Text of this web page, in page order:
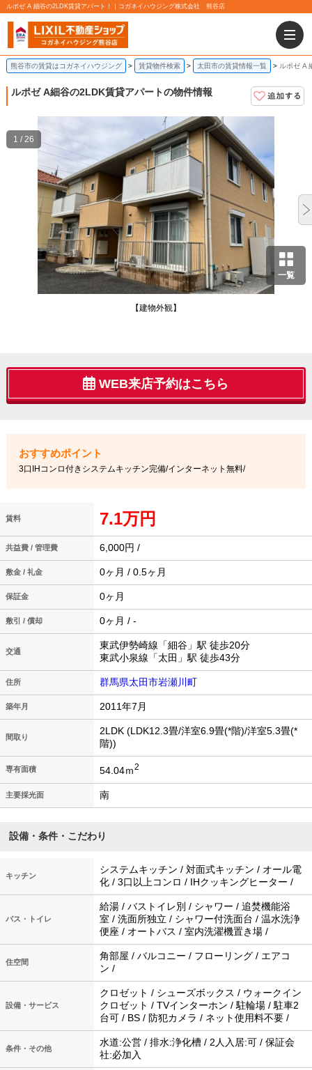
ルポゼ A 細谷の2LDK賃貸アパート！｜コガネイハウジング株式会社 熊谷店
熊谷市の賃貸はコガネイハウジング 賃貸物件検索 太田市の賃貸情報一覧 ルポゼ A
ルポゼ A細谷の2LDK賃貸アパートの物件情報
一覧
【建物外観】
1 / 26
WEB来店予約はこちら
3口IHコンロ付きシステムキッチン完備/インターネット無料/
賃料 7.1万円
共益費 / 管理費 6,000円 /
敷金 / 礼金 0ヶ月 / 0.5ヶ月
保証金 0ヶ月
敷引 / 償却 0ヶ月 / -
交通
東武伊勢崎線「細谷」駅 徒歩20分
東武小泉線「太田」駅 徒歩43分
住所 群馬県太田市岩瀬川町
築年月 2011年7月
間取り
2LDK (LDK12.3畳/洋室6.9畳(*階)/洋室5.3畳(*
階))
専有面積 54.04ｍ2
主要採光面 南
設備・条件・こだわり
キッチン
システムキッチン / 対面式キッチン / オール電
化 / 3口以上コンロ / IHクッキングヒーター /
バス・トイレ
給湯 / バストイレ別 / シャワー / 追焚機能浴
室 / 洗面所独立 / シャワー付洗面台 / 温水洗浄
便座 / オートバス / 室内洗濯機置き場 /
住空間
角部屋 / バルコニー / フローリング / エアコ
ン /
設備・サービス
クロゼット / シューズボックス / ウォークイン
クロゼット / TVインターホン / 駐輪場 / 駐車2
台可 / BS / 防犯カメラ / ネット使用料不要 /
条件・その他
水道:公営 / 排水:浄化槽 / 2人入居:可 / 保証会
社:必加入